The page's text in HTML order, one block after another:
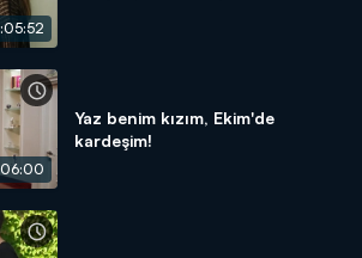
Yaz benim kızım, Ekim'de
kardeşim!